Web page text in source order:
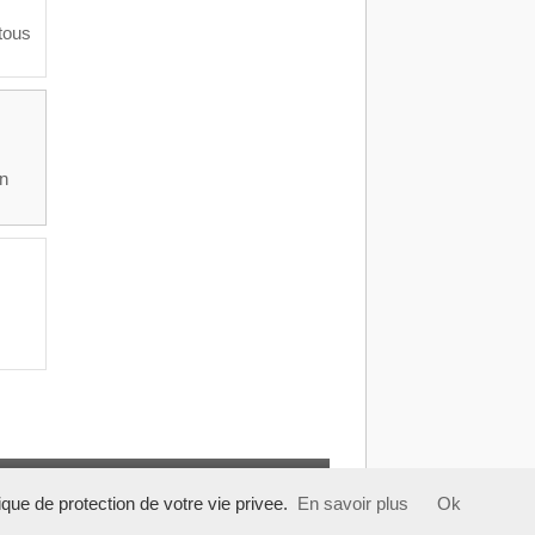
de protection de votre vie privee. En savoir plus Ok